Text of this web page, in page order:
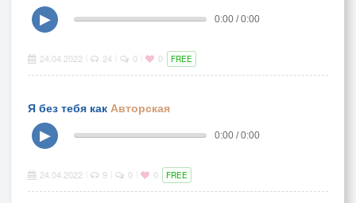
▶
0:00 / 0:00
24.04.2022 24 0 0 FREE
Я без тебя как Авторская
▶
0:00 / 0:00
24.04.2022 9 0 0 FREE